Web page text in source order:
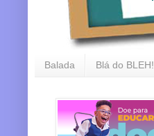
Balada Blá do BLEH!